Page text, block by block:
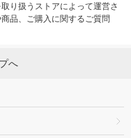
り扱うストアによって運営さ
品、ご購入に関するご質問
へ